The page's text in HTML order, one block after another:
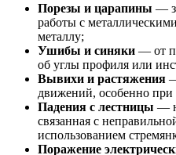
Порезы и царапины —
работы с
металлу;
Ушибы и синяки — от
об углы профиля или
Вывихи и растяжения
движений, особенно при
Падения с лестницы —
связанная с
использованием
Поражение